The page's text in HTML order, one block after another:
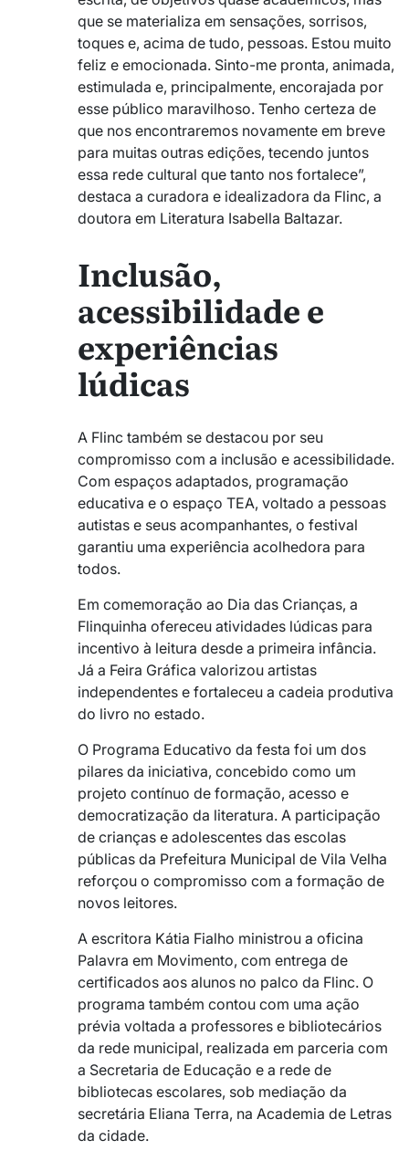
que se materializa em sensações, sorrisos,
toques e, acima de tudo, pessoas. Estou muito
feliz e emocionada. Sinto-me pronta, animada,
estimulada e, principalmente, encorajada por
esse público maravilhoso. Tenho certeza de
que nos encontraremos novamente em breve
para muitas outras edições, tecendo juntos
essa rede cultural que tanto nos fortalece”,
destaca a curadora e idealizadora da Flinc, a
doutora em Literatura Isabella Baltazar.
Inclusão,
acessibilidade e
experiências
lúdicas
A Flinc também se destacou por seu
compromisso com a inclusão e acessibilidade.
Com espaços adaptados, programação
educativa e o espaço TEA, voltado a pessoas
autistas e seus acompanhantes, o festival
garantiu uma experiência acolhedora para
todos.
Em comemoração ao Dia das Crianças, a
Flinquinha ofereceu atividades lúdicas para
incentivo à leitura desde a primeira infância.
Já a Feira Gráfica valorizou artistas
independentes e fortaleceu a cadeia produtiva
do livro no estado.
O Programa Educativo da festa foi um dos
pilares da iniciativa, concebido como um
projeto contínuo de formação, acesso e
democratização da literatura. A participação
de crianças e adolescentes das escolas
públicas da Prefeitura Municipal de Vila Velha
reforçou o compromisso com a formação de
novos leitores.
A escritora Kátia Fialho ministrou a oficina
Palavra em Movimento, com entrega de
certificados aos alunos no palco da Flinc. O
programa também contou com uma ação
prévia voltada a professores e bibliotecários
da rede municipal, realizada em parceria com
a Secretaria de Educação e a rede de
bibliotecas escolares, sob mediação da
secretária Eliana Terra, na Academia de Letras
da cidade.